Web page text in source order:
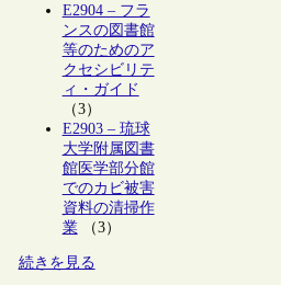
E2904 – フラ
ンスの図書館
等のためのア
クセシビリテ
ィ・ガイド
（3）
E2903 – 琉球
大学附属図書
館医学部分館
でのカビ被害
資料の清掃作
業（3）
続きを見る